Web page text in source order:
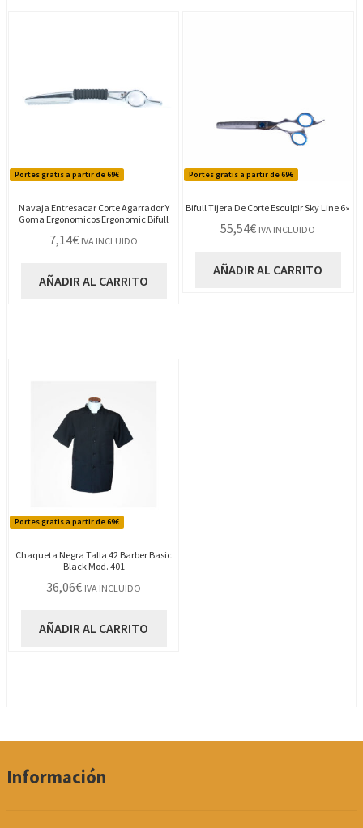
Portes gratis a partir de 69€
Navaja Entresacar Corte Agarrador Y
Goma Ergonomicos Ergonomic Bifull
7,14€ IVA INCLUIDO
AÑADIR AL CARRITO
Portes gratis a partir de 69€
Bifull Tijera De Corte Esculpir Sky Line 6»
55,54€ IVA INCLUIDO
AÑADIR AL CARRITO
Portes gratis a partir de 69€
Chaqueta Negra Talla 42 Barber Basic
Black Mod. 401
36,06€ IVA INCLUIDO
AÑADIR AL CARRITO
Información